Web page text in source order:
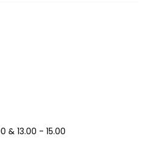
& 13.00 - 15.00